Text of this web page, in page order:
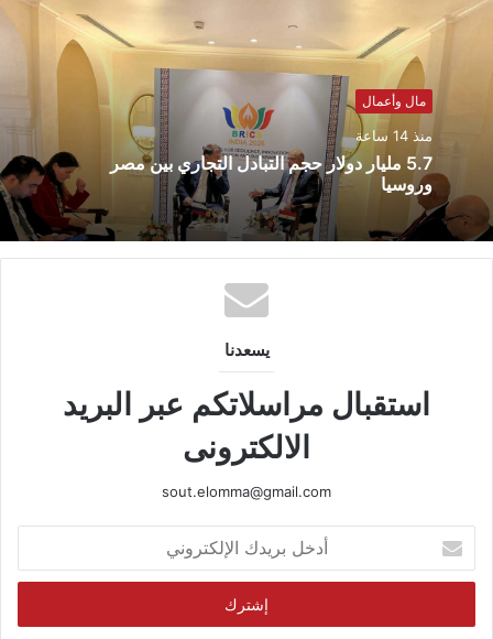
مال وأعمال
منذ 14 ساعة
5.7 مليار دولار حجم التبادل التجاري بين مصر
وروسيا
يسعدنا
استقبال مراسلاتكم عبر البريد
الالكترونى
sout.elomma@gmail.com
بريدك
الإلكتروني